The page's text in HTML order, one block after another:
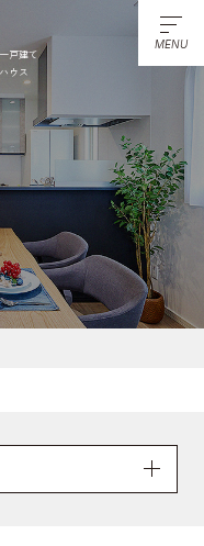
MENU
戸建て
ウス